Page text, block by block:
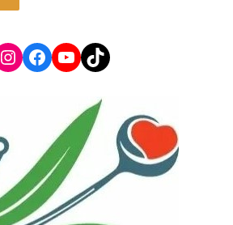
Instagram
Facebook
YouTube
TikTok